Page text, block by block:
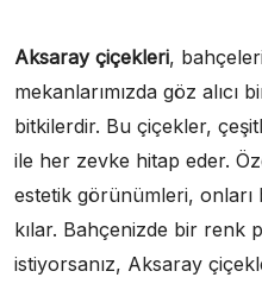
Aksaray çiçekleri,
mekanlarımızda göz
bitkilerdir. Bu çiçekler,
ile her zevke hitap eder.
estetik görünümleri, onları
kılar. Bahçenizde bir renk
istiyorsanız, Aksaray